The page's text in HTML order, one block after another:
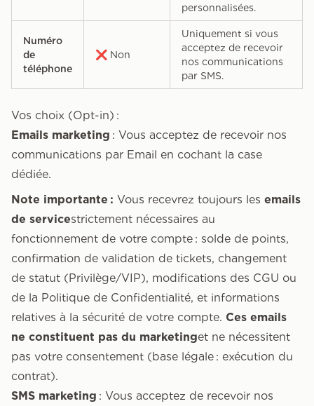
personnalisées.
Numéro
de
téléphone
❌ Non
Uniquement si vous
acceptez de recevoir
nos communications
par SMS.
Vos choix (Opt-in) :
Emails marketing : Vous acceptez de recevoir nos
communications par Email en cochant la case
dédiée.
Note importante : Vous recevrez toujours les emails
de servicestrictement nécessaires au
fonctionnement de votre compte : solde de points,
confirmation de validation de tickets, changement
de statut (Privilège/VIP), modifications des CGU ou
de la Politique de Confidentialité, et informations
relatives à la sécurité de votre compte. Ces emails
ne constituent pas du marketinget ne nécessitent
pas votre consentement (base légale : exécution du
contrat).
SMS marketing : Vous acceptez de recevoir nos